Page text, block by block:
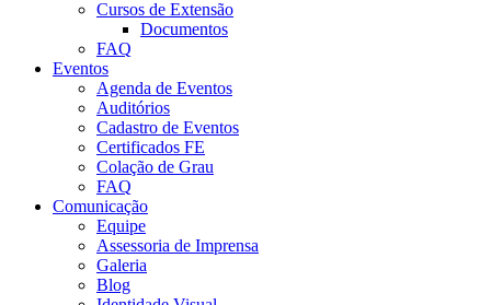
Cursos de Extensão
Documentos
FAQ
Eventos
Agenda de Eventos
Auditórios
Cadastro de Eventos
Certificados FE
Colação de Grau
FAQ
Comunicação
Equipe
Assessoria de Imprensa
Galeria
Blog